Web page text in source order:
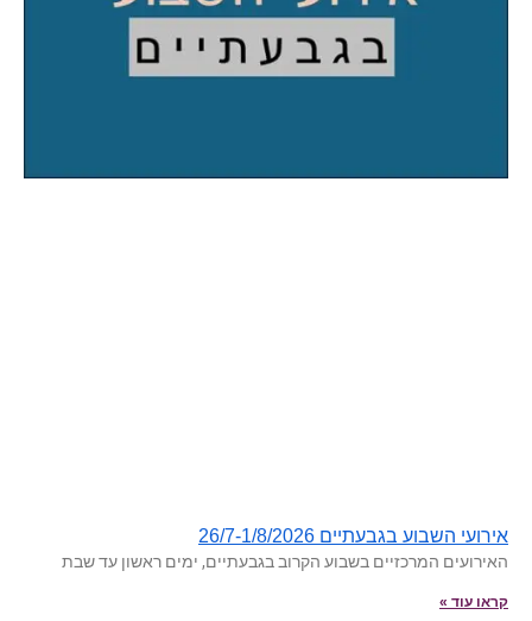
אירועי השבוע בגבעתיים 26/7-1/8/2026
האירועים המרכזיים בשבוע הקרוב בגבעתיים, ימים ראשון עד שבת
קראו עוד »